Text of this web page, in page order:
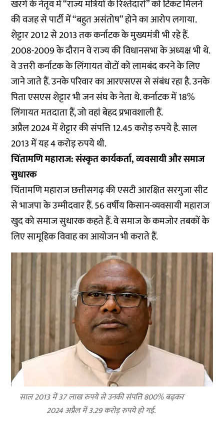
खरगे के नेतृव में “राज्य मंत्रियों के रिश्तेदारों” को टिकट मिलने
की वजह से पार्टी में “बहुत असंतोष” होने का आरोप लगाया.
शेट्टार 2012 से 2013 तक कर्नाटक के मुख्यमंत्री भी रहे हैं.
2008-2009 के दौरान वे राज्य की विधानसभा के अध्यक्ष भी थे.
वे उत्तरी कर्नाटक के लिंगायत वोटों को लामबंद करने के लिए
जाने जाते हैं. उनके परिवार का आरएसएस से संबंध रहा है. उनके
पिता एसएस शेट्टार भी जन संघ के नेता थे. कर्नाटक में 18%
लिंगायत मतदाता हैं, जो वहां बेहद प्रभावशाली हैं.
अप्रैल 2024 में शेट्टार की संपत्ति 12.45 करोड़ रुपये है. साल
2013 में यह 4 करोड़ रुपये थी.
चिंतामणि महाराज: संस्कृत कार्यकर्ता, व्यवसायी और समाज
सुधारक
चिंतामणि महाराज छत्तीसगढ़ की एसटी आरक्षित सरगुजा सीट
से भाजपा के उम्मीदवार हैं. 56 वर्षीय किसान-व्यवसायी महाराज
खुद को समाज सुधारक कहते हैं. वे समाज के कमजोर तबकों के
लिए सामूहिक विवाह का आयोजन भी कराते हैं.
साल 2013 में 37 लाख रुपये से उनकी संपत्ति 800% बढ़कर
2024 अप्रैल में 3.29 करोड़ रुपये हो गई.